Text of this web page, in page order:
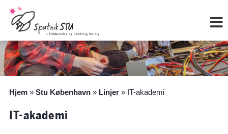
Hop
til
indholdet
Hjem» Stu København» Linjer» IT-akademi
IT-akademi